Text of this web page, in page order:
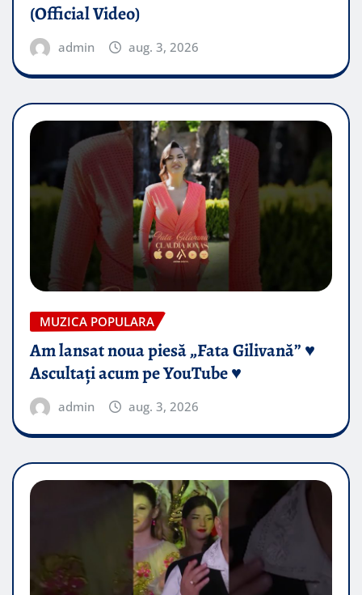
(Official Video)
admin aug. 3, 2026
MUZICA POPULARA
Am lansat noua piesă „Fata Gilivană” ♥️
Ascultați acum pe YouTube ♥️
admin aug. 3, 2026